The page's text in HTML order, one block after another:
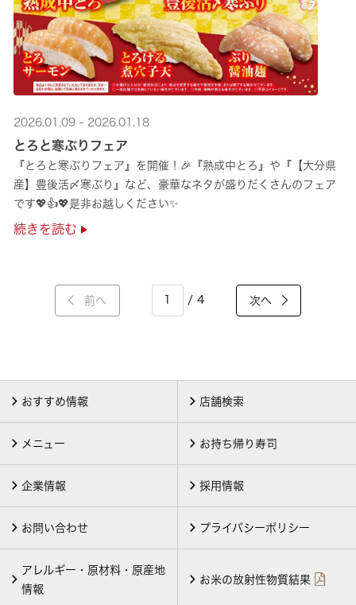
2026.01.09 - 2026.01.18
とろと寒ぶりフェア
『とろと寒ぶりフェア』を開催！🎉『熟成中とろ』や『【大分県
産】豊後活〆寒ぶり』など、豪華なネタが盛りだくさんのフェア
です💖👍💖是非お越しください✨
続きを読む
前へ / 4 次へ
おすすめ情報 店舗検索
メニュー お持ち帰り寿司
企業情報 採用情報
お問い合わせ プライバシーポリシー
アレルギー・原材料・原産地
情報
お米の放射性物質結果